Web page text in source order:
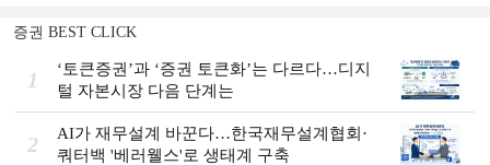
증권 BEST CLICK
1
‘토큰증권’과 ‘증권 토큰화’는 다르다…디지
털 자본시장 다음 단계는
2
AI가 재무설계 바꾼다…한국재무설계협회·
쿼터백 '베러웰스'로 생태계 구축